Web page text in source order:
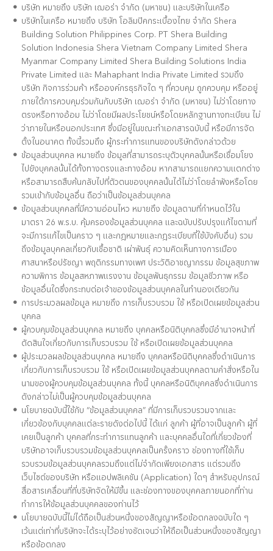
บริษัท หมายถึง บริษัท เฌอร่า จำกัด (มหาชน) และบริษัทในเครือ
บริษัทในเครือ หมายถึง บริษัท โอลิมปิคกระเบื้องไทย จำกัด Shera
Building Solution Philippines Corp. PT Shera Building
Solution Indonesia Shera Vietnam Company Limited Shera
Myanmar Company Limited Shera Building Solutions India
Private Limited และ Mahaphant India Private Limited รวมถึง
บริษัท กิจการร่วมค้า หรือองค์กรธุรกิจใด ๆ ที่ควบคุม ถูกควบคุม หรืออยู่
ภายใต้การควบคุมร่วมกันกับบริษัท เฌอร่า จำกัด (มหาชน) ไม่ว่าโดยทาง
ตรงหรือทางอ้อม ไม่ว่าโดยมีผลประโยชน์หรือโดยหลักฐานทางทะเบียน ไม่
ว่าภายในหรือนอกประเทศ ซึ่งมีอยู่ในขณะทำเอกสารฉบับนี้ หรือมีการจัด
ตั้งในอนาคต ทั้งนี้รวมถึง ผู้กระทำการแทนของบริษัทดังกล่าวด้วย
ข้อมูลส่วนบุคคล หมายถึง ข้อมูลที่สามารถระบุตัวบุคคลนั้นหรือเชื่อมโยง
ไปยังบุคคลนั้นได้ทั้งทางตรงและทางอ้อม หากสามารถแยกความแตกต่าง
หรือสามารถสืบค้นกลับไปที่ตัวตนของบุคคลนั้นได้ไม่ว่าโดยลำพังหรือโดย
รวมเข้ากับข้อมูลอื่น ถือว่าเป็นข้อมูลส่วนบุคคล
ข้อมูลส่วนบุคคลที่มีความอ่อนไหว หมายถึง ข้อมูลตามที่กำหนดไว้ใน
มาตรา 26 พ.ร.บ. คุ้มครองข้อมูลส่วนบุคคล และฉบับปรับปรุงแก้ไขตามที่
จะมีการแก้ไขเป็นคราว ๆ และกฎหมายและกฎระเบียบที่ใช้บังคับอื่น) รวม
ถึงข้อมูลบุคคลเกี่ยวกับเชื้อชาติ เผ่าพันธุ์ ความคิดเห็นทางการเมือง
ศาสนาหรือปรัชญา พฤติกรรมทางเพศ ประวัติอาชญากรรม ข้อมูลสุขภาพ
ความพิการ ข้อมูลสหภาพแรงงาน ข้อมูลพันธุกรรม ข้อมูลชีวภาพ หรือ
ข้อมูลอื่นใดซึ่งกระทบต่อเจ้าของข้อมูลส่วนบุคคลในทำนองเดียวกัน
การประมวลผลข้อมูล หมายถึง การเก็บรวบรวม ใช้ หรือเปิดเผยข้อมูลส่วน
บุคคล
ผู้ควบคุมข้อมูลส่วนบุคคล หมายถึง บุคคลหรือนิติบุคคลซึ่งมีอำนาจหน้าที่
ตัดสินใจเกี่ยวกับการเก็บรวบรวม ใช้ หรือเปิดเผยข้อมูลส่วนบุคคล
ผู้ประมวลผลข้อมูลส่วนบุคคล หมายถึง บุคคลหรือนิติบุคคลซึ่งดำเนินการ
เกี่ยวกับการเก็บรวบรวม ใช้ หรือเปิดเผยข้อมูลส่วนบุคคลตามคำสั่งหรือใน
นามของผู้ควบคุมข้อมูลส่วนบุคคล ทั้งนี้ บุคคลหรือนิติบุคคลซึ่งดำเนินการ
ดังกล่าวไม่เป็นผู้ควบคุมข้อมูลส่วนบุคคล
นโยบายฉบับนี้ใช้กับ “ข้อมูลส่วนบุคคล” ที่มีการเก็บรวบรวมจากและ
เกี่ยวข้องกับบุคคลแต่ละรายดังต่อไปนี้ ได้แก่ ลูกค้า ผู้ที่อาจเป็นลูกค้า ผู้ที่
เคยเป็นลูกค้า บุคคลที่กระทำการแทนลูกค้า และบุคคลอื่นใดที่เกี่ยวข้องที่
บริษัทอาจเก็บรวบรวมข้อมูลส่วนบุคคลเป็นครั้งคราว ช่องทางที่ใช้เก็บ
รวบรวมข้อมูลส่วนบุคคลรวมถึงแต่ไม่จำกัดเพียงเอกสาร แต่รวมถึง
เว็บไซต์ของบริษัท หรือแอปพลิเคชัน (Application) ใดๆ สำหรับอุปกรณ์
สื่อสารเคลื่อนที่ที่บริษัทจัดให้มีขึ้น และช่องทางของบุคคลภายนอกที่ท่าน
ทำการให้ข้อมูลส่วนบุคคลของท่านไว้
นโยบายฉบับนี้ไม่ได้ถือเป็นส่วนหนึ่งของสัญญาหรือข้อตกลงฉบับใด ๆ
เว้นแต่เท่าที่บริษัทจะได้ระบุไว้อย่างชัดเจนว่าให้ถือเป็นส่วนหนึ่งของสัญญา
หรือข้อตกลง